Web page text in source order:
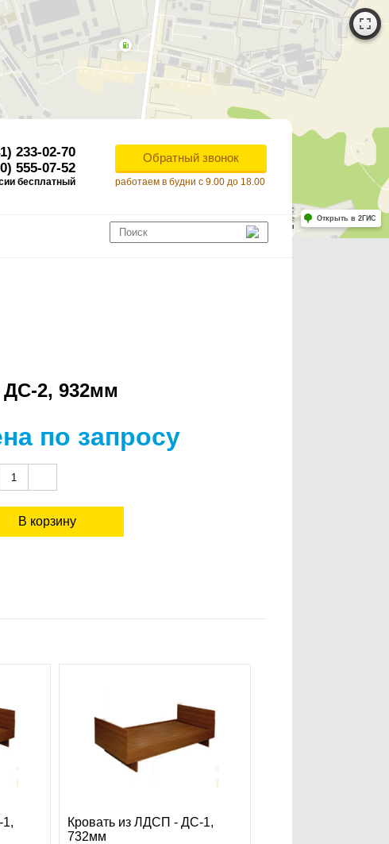
Работает на API 2ГИС
Лицензионное соглашение
Для корректной работы Raster JS API нужен ключ. Помощь: api@2gis.ru
Открыть в 2ГИС
233-02-70
555-07-52
бесплатный
Обратный звонок
работаем в будни с 9.00 до 18.00
2, 932мм
по запросу
Кровать из ЛДСП - ДС-1,
732мм